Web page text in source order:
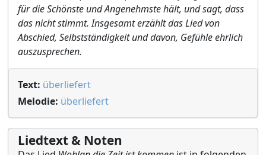
für die Schönste und Angenehmste hält, und sagt, dass
das nicht stimmt. Insgesamt erzählt das Lied von
Abschied, Selbstständigkeit und davon, Gefühle ehrlich
auszusprechen.
Text: überliefert
Melodie: überliefert
Liedtext & Noten